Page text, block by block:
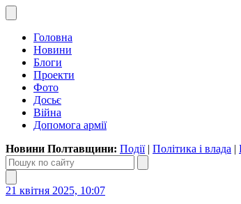
Головна
Новини
Блоги
Проекти
Фото
Досьє
Війна
Допомога армії
Новини Полтавщини: Події| Політика і влада |
21 квітня 2025, 10:07